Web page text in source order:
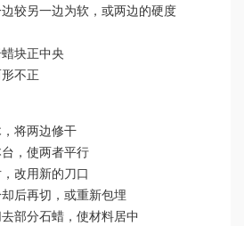
较另一边为软，或两边的硬度
块正中央
不正
将两边修干
，使两者平行
改用新的刀口
后再切，或重新包埋
部分石蜡，使材料居中